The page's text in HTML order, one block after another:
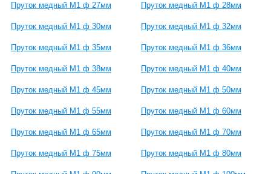
Пруток медный М1 ф 27мм Пруток медный М1 ф 28мм
Пруток медный М1 ф 30мм Пруток медный М1 ф 32мм
Пруток медный М1 ф 35мм Пруток медный М1 ф 36мм
Пруток медный М1 ф 38мм Пруток медный М1 ф 40мм
Пруток медный М1 ф 45мм Пруток медный М1 ф 50мм
Пруток медный М1 ф 55мм Пруток медный М1 ф 60мм
Пруток медный М1 ф 65мм Пруток медный М1 ф 70мм
Пруток медный М1 ф 75мм Пруток медный М1 ф 80мм